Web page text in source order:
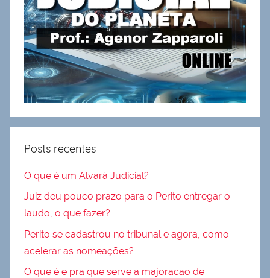
Posts recentes
O que é um Alvará Judicial?
Juiz deu pouco prazo para o Perito entregar o
laudo, o que fazer?
Perito se cadastrou no tribunal e agora, como
acelerar as nomeações?
O que é e pra que serve a majoracão de